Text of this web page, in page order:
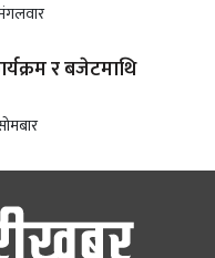
र बजेटमाथि